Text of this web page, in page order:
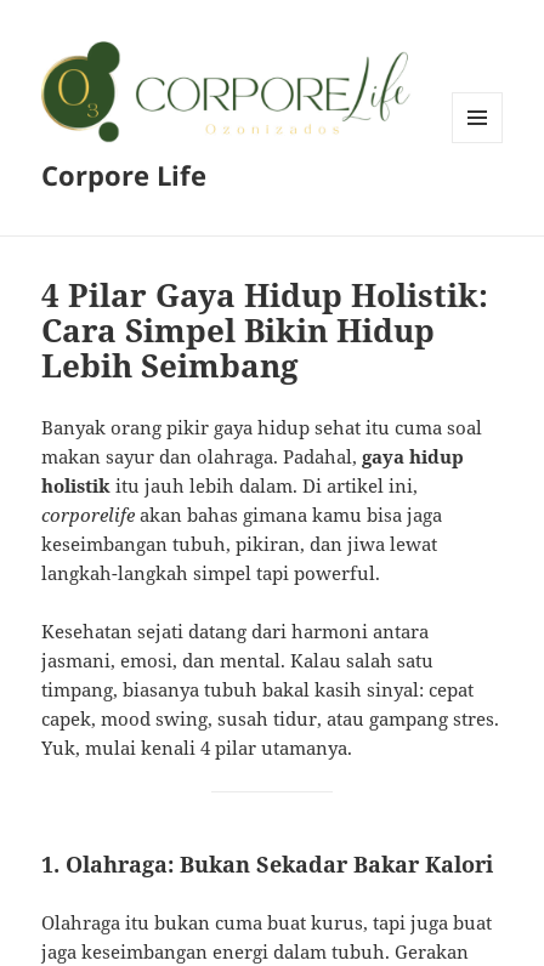
Corpore Life
4 Pilar Gaya Hidup Holistik:
Cara Simpel Bikin Hidup
Lebih Seimbang
Banyak orang pikir gaya hidup sehat itu cuma soal
makan sayur dan olahraga. Padahal,gaya hidup
holistik itu jauh lebih dalam. Di artikel ini,
corporelife akan bahas gimana kamu bisa jaga
keseimbangan tubuh, pikiran, dan jiwa lewat
langkah-langkah simpel tapi powerful.
Kesehatan sejati datang dari harmoni antara
jasmani, emosi, dan mental. Kalau salah satu
timpang, biasanya tubuh bakal kasih sinyal: cepat
capek, mood swing, susah tidur, atau gampang stres.
Yuk, mulai kenali 4 pilar utamanya.
1. Olahraga: Bukan Sekadar Bakar Kalori
Olahraga itu bukan cuma buat kurus, tapi juga buat
jaga keseimbangan energi dalam tubuh. Gerakan